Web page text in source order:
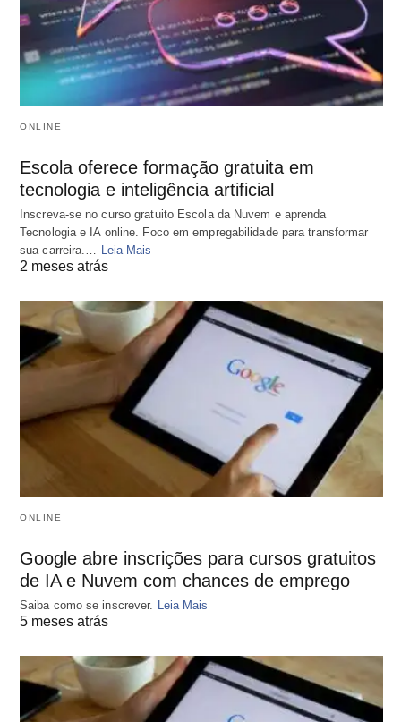
ONLINE
Escola oferece formação gratuita em
tecnologia e inteligência artificial
Inscreva-se no curso gratuito Escola da Nuvem e aprenda
Tecnologia e IA online. Foco em empregabilidade para transformar
sua carreira.… Leia Mais
2 meses atrás
ONLINE
Google abre inscrições para cursos gratuitos
de IA e Nuvem com chances de emprego
Saiba como se inscrever. Leia Mais
5 meses atrás